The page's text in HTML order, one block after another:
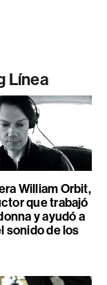
Línea
William Orbit,
que trabajó
y ayudó a
sonido de los